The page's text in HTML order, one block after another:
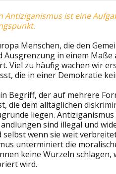
Antiziganismus ist eine
Menschen, die den
in einem
Viel zu häufig wachen wir
die in einer Demokratie
Begriff, der auf mehrere
die dem alltäglichen
liegen.
sind illegal und
selbst wenn sie weit
unterminiert die
keine Wurzeln
wird.